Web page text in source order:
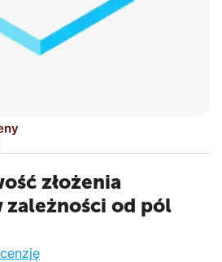
złożenia
zależności od pól